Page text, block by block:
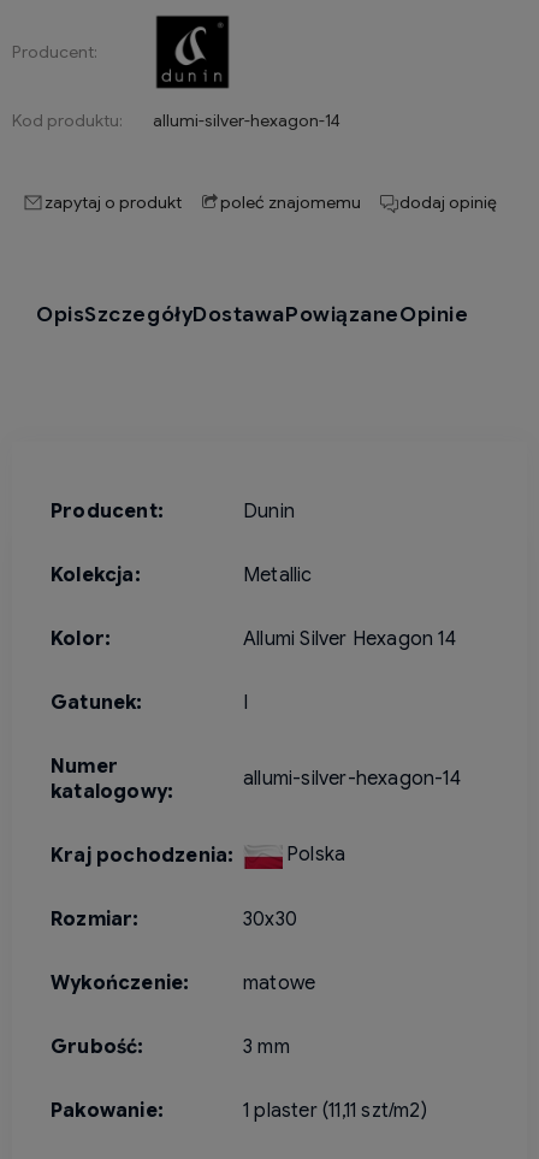
Producent:
Kod produktu: allumi-silver-hexagon-14
zapytaj o produkt poleć znajomemu dodaj opinię
OpisSzczegółyDostawaPowiązaneOpinie
Producent: Dunin
Kolekcja: Metallic
Kolor: Allumi Silver Hexagon 14
Gatunek: I
Numer
katalogowy:
allumi-silver-hexagon-14
Kraj pochodzenia: Polska
Rozmiar: 30x30
Wykończenie: matowe
Grubość: 3 mm
Pakowanie: 1 plaster (11,11 szt/m2)